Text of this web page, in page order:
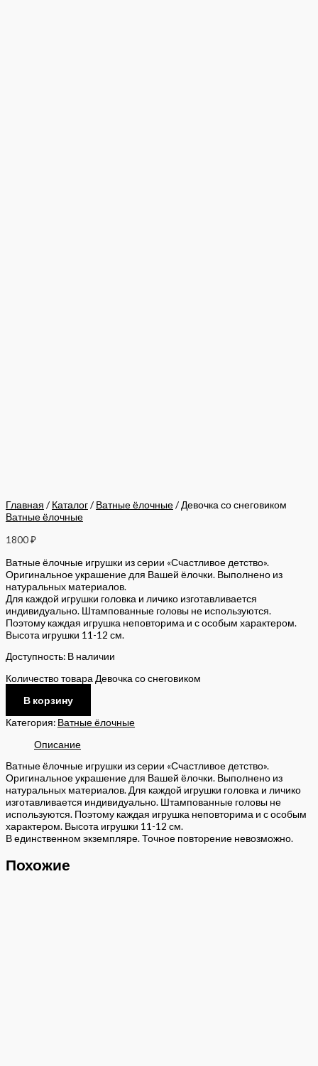
Главная / Каталог/ Ватные ёлочные/ Девочка со снеговиком
Ватные ёлочные
1800₽
Ватные ёлочные игрушки из серии «Счастливое детство».
Оригинальное украшение для Вашей ёлочки. Выполнено из
натуральных материалов.
Для каждой игрушки головка и личико изготавливается
индивидуально. Штампованные головы не используются.
Поэтому каждая игрушка неповторима и с особым характером.
Высота игрушки 11-12 см.
Доступность: В наличии
Количество товара Девочка со снеговиком
В корзину
Категория: Ватные ёлочные
Описание
Ватные ёлочные игрушки из серии «Счастливое детство».
Оригинальное украшение для Вашей ёлочки. Выполнено из
натуральных материалов. Для каждой игрушки головка и личико
изготавливается индивидуально. Штампованные головы не
используются. Поэтому каждая игрушка неповторима и с особым
характером. Высота игрушки 11-12 см.
В единственном экземпляре. Точное повторение невозможно.
Похожие